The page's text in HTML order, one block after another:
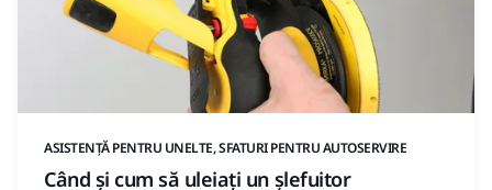
ASISTENȚĂ PENTRU UNELTE, SFATURI PENTRU AUTOSERVIRE
Când și cum să uleiați un șlefuitor